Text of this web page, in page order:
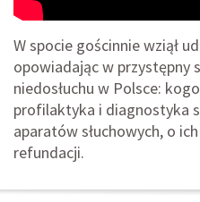
W spocie gościnnie wziął
opowiadając w przystępny
niedosłuchu w Polsce:
profilaktyka i diagnostyka
aparatów słuchowych, o
refundacji.